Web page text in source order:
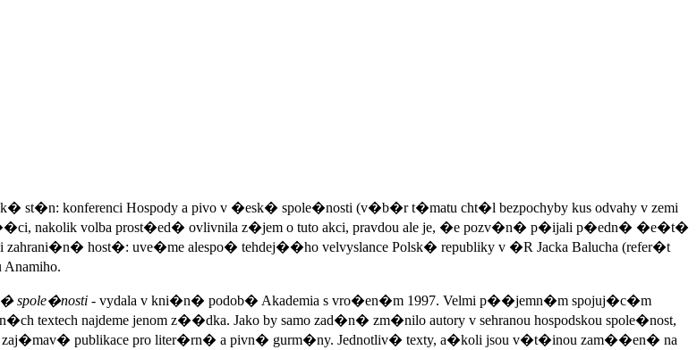
st�n: konferenci Hospody a pivo v �esk� spole�nosti (v�b�r t�matu cht�l bezpochyby kus odvahy v zemi
nakolik volba prost�ed� ovlivnila z�jem o tuto akci, pravdou ale je, �e pozv�n� p�ijali p�edn� �e�t�
host�: uve�me alespo� tehdej��ho velvyslance Polsk� republiky v �R Jacka Balucha (refer�t
Anamiho.
spole�nosti - vydala v kni�n� podob� Akademia s vro�en�m 1997. Velmi p��jemn�m spojuj�c�m
najdeme jenom z��dka. Jako by samo zad�n� zm�nilo autory v sehranou hospodskou spole�nost,
zaj�mav� publikace pro liter�rn� a pivn� gurm�ny. Jednotliv� texty, a�koli jsou v�t�inou zam��en� na